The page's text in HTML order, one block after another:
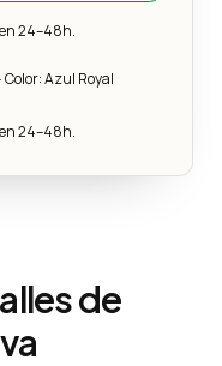
24–48h.
Color: Azul Royal
24–48h.
de